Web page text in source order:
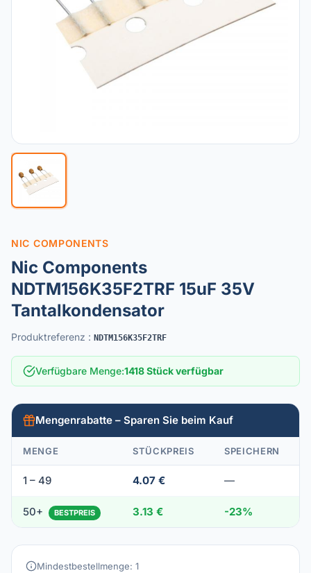
NIC COMPONENTS
Nic Components
NDTM156K35F2TRF 15uF 35V
Tantalkondensator
Produktreferenz : NDTM156K35F2TRF
Verfügbare Menge:1418 Stück verfügbar
Mengenrabatte – Sparen Sie beim Kauf
MENGE STÜCKPREIS SPEICHERN
1 – 49 4.07 € —
50+ BESTPREIS 3.13 € -23%
Mindestbestellmenge: 1